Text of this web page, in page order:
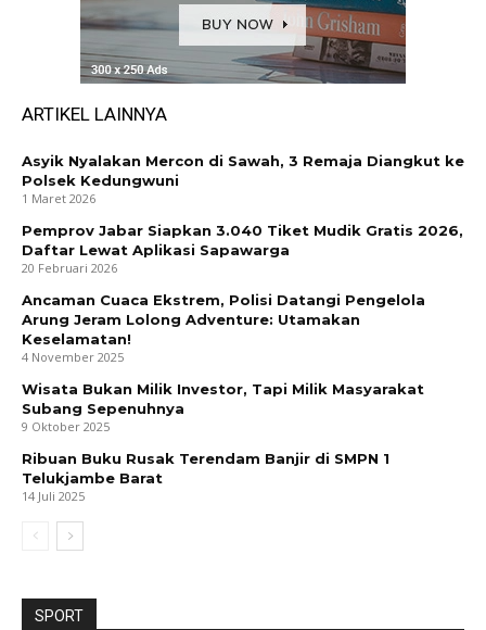
ARTIKEL LAINNYA
Asyik Nyalakan Mercon di Sawah, 3 Remaja Diangkut ke
Polsek Kedungwuni
1 Maret 2026
Pemprov Jabar Siapkan 3.040 Tiket Mudik Gratis 2026,
Daftar Lewat Aplikasi Sapawarga
20 Februari 2026
Ancaman Cuaca Ekstrem, Polisi Datangi Pengelola
Arung Jeram Lolong Adventure: Utamakan
Keselamatan!
4 November 2025
Wisata Bukan Milik Investor, Tapi Milik Masyarakat
Subang Sepenuhnya
9 Oktober 2025
Ribuan Buku Rusak Terendam Banjir di SMPN 1
Telukjambe Barat
14 Juli 2025
SPORT